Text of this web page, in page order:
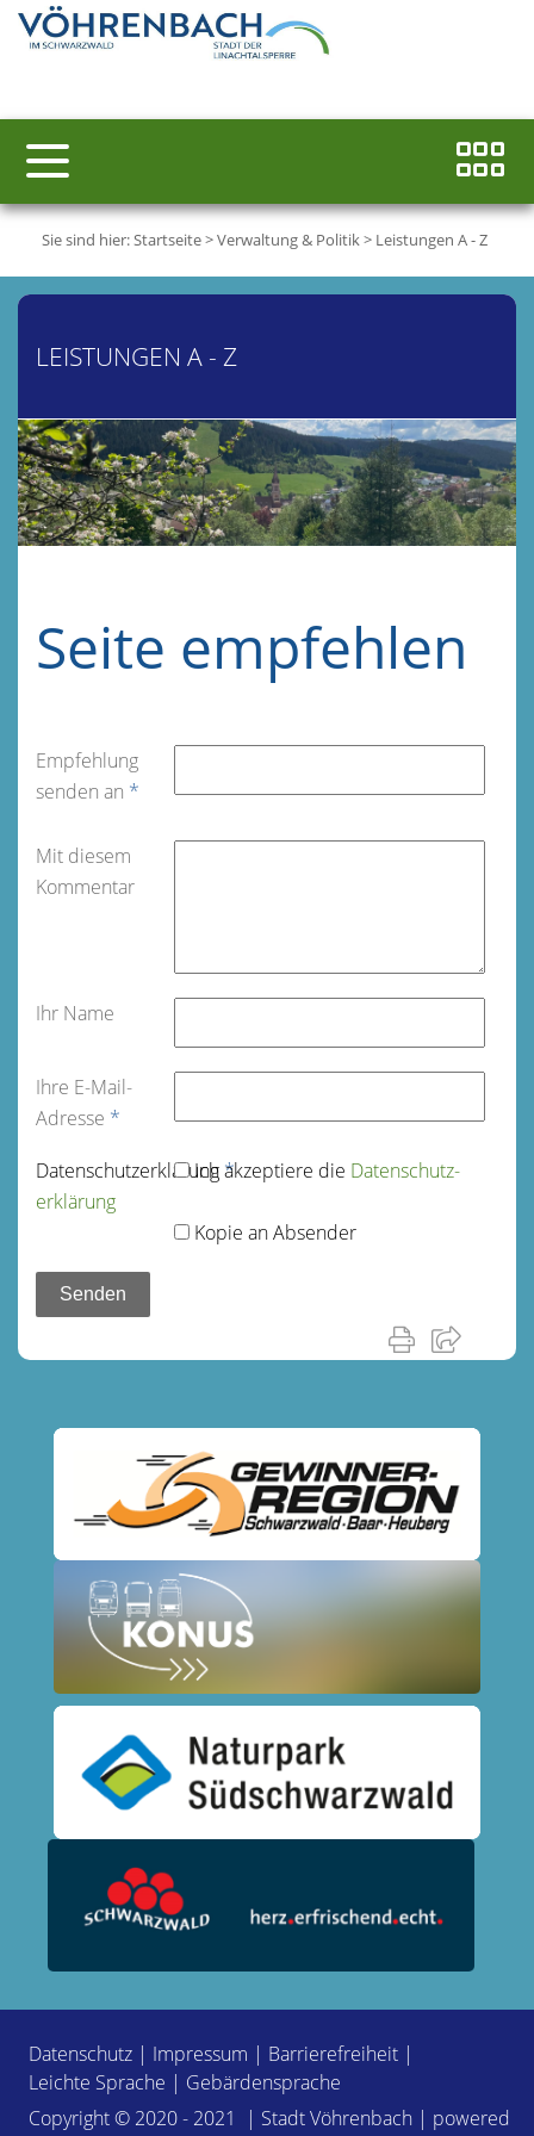
Sie sind hier:Startseite>Verwaltung & Politik> Leistungen A - Z
LEISTUNGEN A - Z
Seite empfehlen
Empfehlung
senden an *
Mit diesem
Kommentar
Ihr Name
Ihre E-Mail-
Adresse *
Datenschutz­erklärung*
Ich akzeptiere die Datenschutz­
erklärung
Kopie an Absender
Datenschutz | Impressum | Barrierefreiheit |
Leichte Sprache | Gebärdensprache
Copyright © 2020 - 2021 | Stadt Vöhrenbach | powered